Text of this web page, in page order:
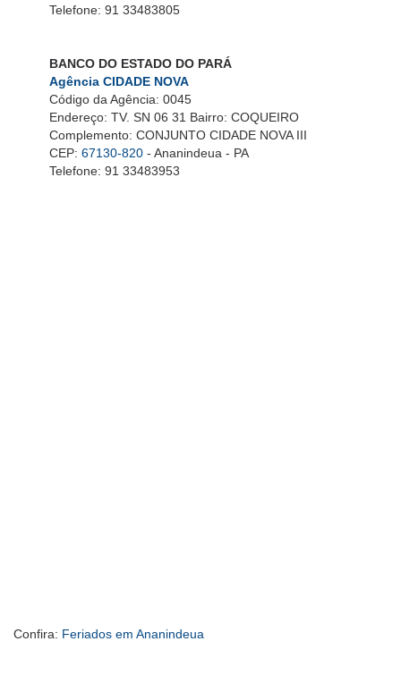
Telefone: 91 33483805
BANCO DO ESTADO DO PARÁ
Agência CIDADE NOVA
Código da Agência: 0045
Endereço: TV. SN 06 31 Bairro: COQUEIRO
Complemento: CONJUNTO CIDADE NOVA III
CEP: 67130-820 - Ananindeua - PA
Telefone: 91 33483953
Confira: Feriados em Ananindeua